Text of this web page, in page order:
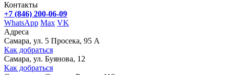
Контакты
+7 (846) 200-06-09
WhatsApp Max VK
Адреса
Самара, ул. 5 Просека, 95 А
Как добраться
Самара, ул. Буянова, 12
Как добраться